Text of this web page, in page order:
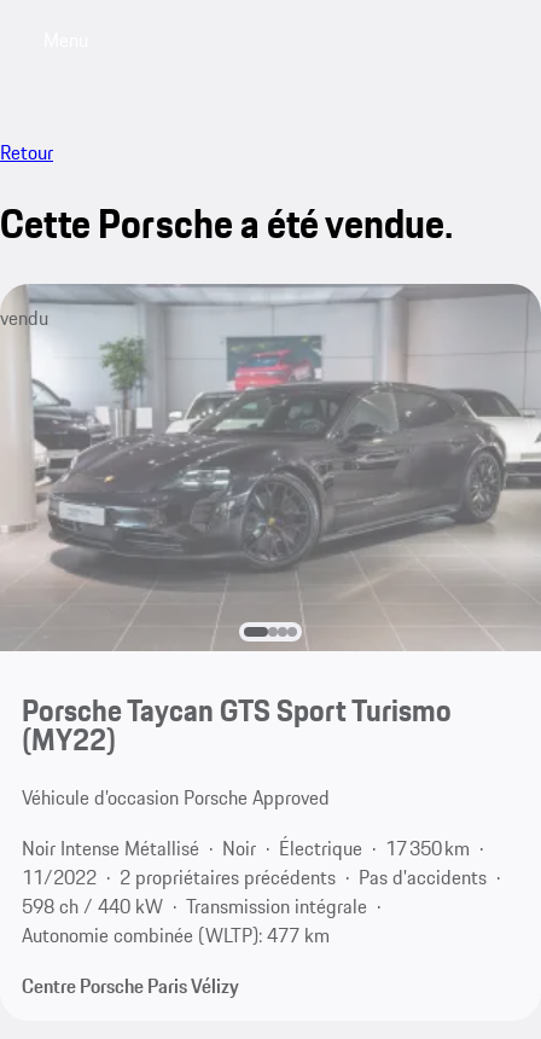
Retour
Cette Porsche a été vendue.
vendu
Porsche Taycan GTS Sport Turismo
(MY22)
Véhicule d’occasion Porsche Approved
Noir Intense Métallisé
Noir Électrique
17 350 km
11/2022
2 propriétaires précédents
Pas d'accidents
598 ch / 440 kW
Transmission intégrale
Autonomie combinée (WLTP): 477 km
Centre Porsche Paris Vélizy